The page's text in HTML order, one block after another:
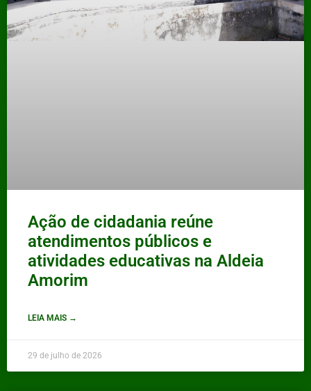
Ação de cidadania reúne
atendimentos públicos e
atividades educativas na Aldeia
Amorim
LEIA MAIS →
29 de julho de 2026